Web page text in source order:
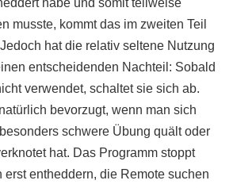
habe und somit teilweise
musste, kommt das im zweiten Teil
hat die relativ seltene Nutzung
entscheidenden Nachteil: Sobald
verwendet, schaltet sie sich ab.
bevorzugt, wenn man sich
schwere Übung quält oder
hat. Das Programm stoppt
erst entheddern, die Remote suchen